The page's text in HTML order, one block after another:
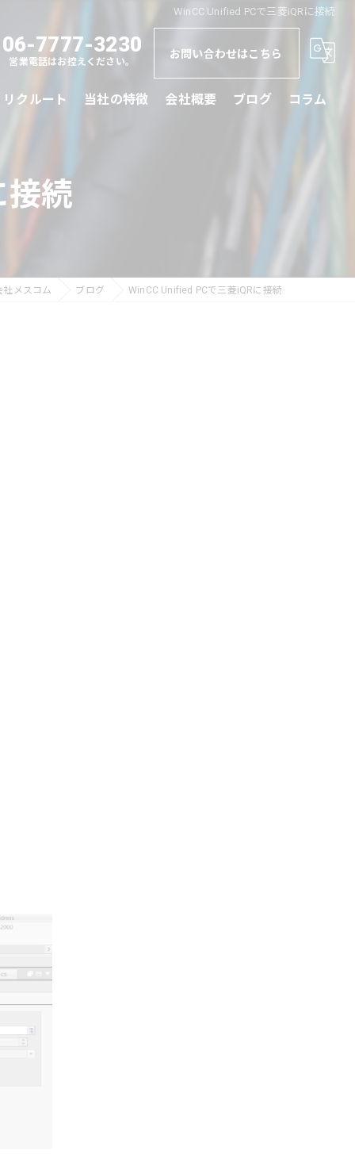
WinCC Unified PCで三菱iQRに接続
06-7777-3230
営業電話はお控えください。
お問い合わせはこちら
リクルート 当社の特徴 会社概要 ブログ コラム
接続
社メスコム ブログ WinCC Unified PCで三菱iQRに接続